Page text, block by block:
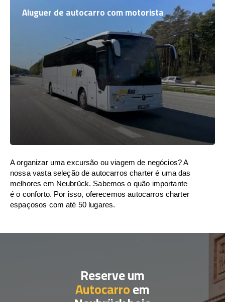
Aluguer de autocarro com motorista
A organizar uma excursão ou viagem de negócios? A
nossa vasta seleção de autocarros charter é uma das
melhores em Neubrück. Sabemos o quão importante
é o conforto. Por isso, oferecemos autocarros charter
espaçosos com até 50 lugares.
Reserve um
Autocarroem